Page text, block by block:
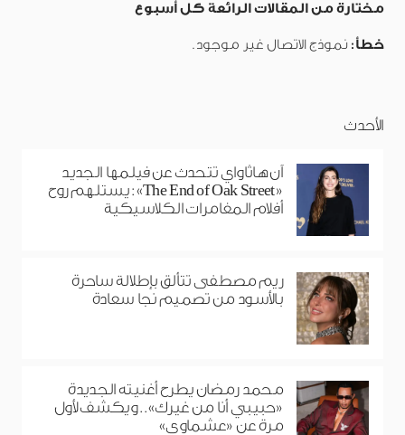
مختارة من المقالات الرائعة كل أسبوع
خطأ: نموذج الاتصال غير موجود.
الأحدث
آن هاثاواي تتحدث عن فيلمها الجديد
«The End of Oak Street»: يستلهم روح
أفلام المغامرات الكلاسيكية
ريم مصطفى تتألق بإطلالة ساحرة
بالأسود من تصميم نجا سعادة
محمد رمضان يطرح أغنيته الجديدة
«حبيبي أنا من غيرك».. ويكشف لأول
مرة عن «عشماوي»